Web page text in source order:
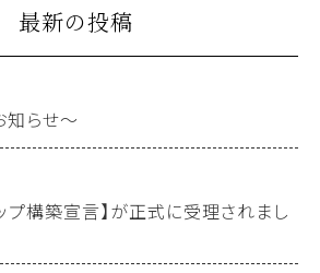
最新の投稿
らせ～
プ構築宣言】が正式に受理されまし